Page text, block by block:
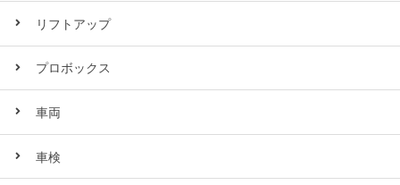
リフトアップ
プロボックス
車両
車検